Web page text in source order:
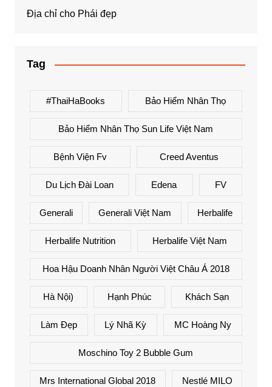
Địa chỉ cho Phái đẹp
Tag
#ThaiHaBooks Bảo Hiểm Nhân Thọ
Bảo Hiểm Nhân Thọ Sun Life Việt Nam
Bệnh Viện Fv Creed Aventus
Du Lịch Đài Loan Edena FV
Generali Generali Việt Nam Herbalife
Herbalife Nutrition Herbalife Việt Nam
Hoa Hậu Doanh Nhân Người Việt Châu Á 2018
Hà Nội) Hạnh Phúc Khách Sạn
Làm Đẹp Lý Nhã Kỳ MC Hoàng Ny
Moschino Toy 2 Bubble Gum
Mrs International Global 2018 Nestlé MILO